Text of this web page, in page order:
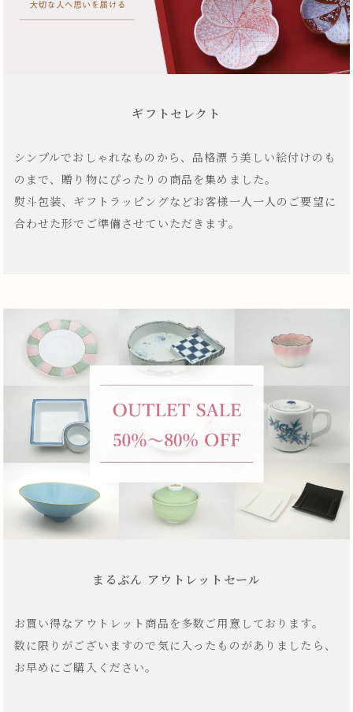
ギフトセレクト
シンプルでおしゃれなものから、品格漂う美しい絵付けのも
のまで、贈り物にぴったりの商品を集めました。
熨斗包装、ギフトラッピングなどお客様一人一人のご要望に
合わせた形でご準備させていただきます。
まるぶん アウトレットセール
お買い得なアウトレット商品を多数ご用意しております。
数に限りがございますので気に入ったものがありましたら、
お早めにご購入ください。